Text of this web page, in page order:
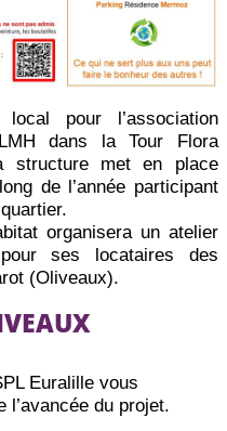
pour l’association
dans la Tour Flora
met en place
de l’année participant
organisera un atelier
ses locataires des
(Oliveaux).
Euralille vous
l’avancée du projet.